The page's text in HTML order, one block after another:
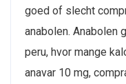
goed of slecht
anabolen. Anabolen
peru, hvor mange
anavar 10 mg,